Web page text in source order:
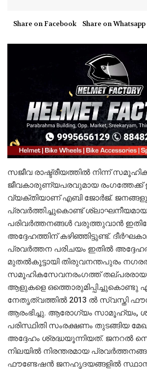
Share on Facebook Share on Whatsapp
സജീവ രാഷ്ട്രീയത്തിൽ നിന്ന്
ജീവകാരുണ്യപരവുമായ രംഗത്തേക്ക്
വ്യക്തിയാണ് എബി ജോര്‍ജ്.
പ്രവര്‍ത്തിച്ചുകൊണ്ട് ശ്ലാഘനീയമായ
പരിവര്‍ത്തനങ്ങള്‍ വരുത്തുവാൻ
അദ്ദേഹത്തിന് കഴിഞ്ഞിട്ടുണ്ട്.
പ്രവർത്തന പരിചയം ഇതിൽ
മുതൽകൂട്ടായി തിരുവനന്തപുരം
സമൂഹികസേവനരംഗത്ത് തല്പരരായ
ആളുകളെ ഒത്തൊരുമിപ്പിച്ചുകൊണ്ടു
നേതൃത്വത്തിൽ 2013 ല്‍ സ്വസ്തി
ആരംഭിച്ചു. ആരോഗ്യം സാമൂഹ്യം,
പരിസ്ഥിതി സംരക്ഷണം തുടങ്ങിയ
അദ്ദേഹം ശ്രദ്ധയൂന്നിയത്. ജനറൽ
നിലയിൽ നിരന്തരമായ
ഫൗണ്ടേഷൻ ജനഹൃദയങ്ങളിൽ